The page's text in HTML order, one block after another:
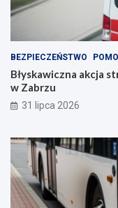
BEZPIECZEŃSTWO
Błyskawiczna akcja
w Zabrzu
31 lipca 2026